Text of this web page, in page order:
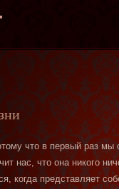
что в первый раз
нас, что она никого
когда представляет